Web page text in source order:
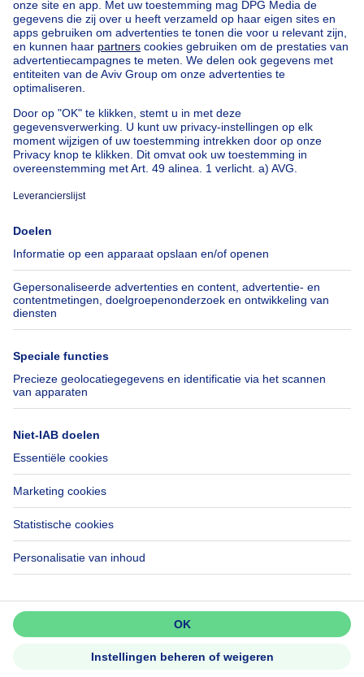
Huis te koop Luxemburg
Huis te koop Nederland
Goedkoop vastgoedGoedkoop huis te koop
Goedkope appartementen te huur
Onze huurwoningen met slaapkamers
Appartement te koop met 3 slaapkamers Oostende
Huis te koop met 3 slaapkamers Stene
Huis te koop met 3 slaapkamers Deurne
Over
Immoweb
Pers
Jobs
Axel Springer Group
SeLoger.com
Immowelt.de
Tools
Belfius
Verzekeringen
Verhuis checklist
Hulp
Veelgestelde vragen
Toegankelijkheid
Contacteer ons
Volg ons
LinkedIn
Immoweb SA © 2026 - Alle rechten voorbehouden
Gebruiksvoorwaarden Cookie instellingen
Privacybeleid
Rangschikking regels
3044 -
d2b95f88ad4c2e3527743d6bd81664b3a2df8b8e -